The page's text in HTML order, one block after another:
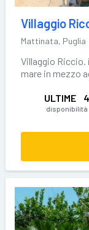
Villaggio
Mattinata, Puglia
Villaggio Riccio.
mare in mezzo
ULTIME 4
disponibilità